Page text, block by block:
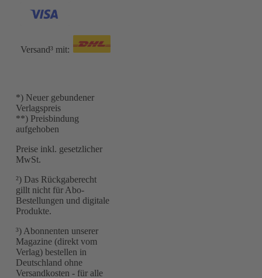
Versand³ mit:
*) Neuer gebundener
Verlagspreis
**) Preisbindung
aufgehoben
Preise inkl. gesetzlicher
MwSt.
²) Das Rückgaberecht
gillt nicht für Abo-
Bestellungen und digitale
Produkte.
³) Abonnenten unserer
Magazine (direkt vom
Verlag) bestellen in
Deutschland ohne
Versandkosten - für alle